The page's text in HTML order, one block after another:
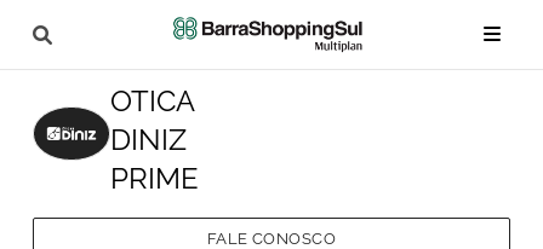
OTICA
DINIZ
PRIME
FALE CONOSCO